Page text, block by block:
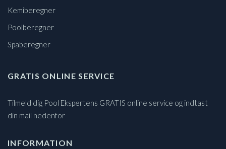
Kemiberegner
Poolberegner
Spaberegner
GRATIS ONLINE SERVICE
Tilmeld dig Pool Ekspertens GRATIS online service og indtast
din mail nedenfor
INFORMATION